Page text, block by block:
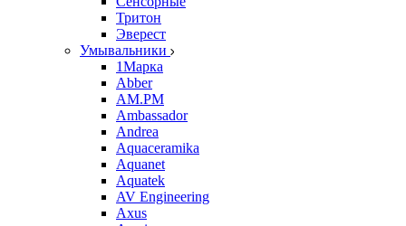
Тритон
Эверест
Умывальники
1Марка
Abber
AM.PM
Ambassador
Andrea
Aquaceramika
Aquanet
Aquatek
AV Engineering
Axus